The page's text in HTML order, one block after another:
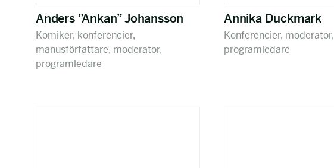
Anders ”Ankan” Johansson
Komiker, konferencier,
manusförfattare, moderator,
programledare
Annika Duckmark
Konferencier, moderator,
programledare